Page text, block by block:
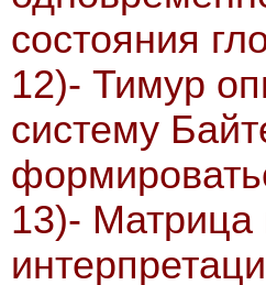
состояния
12)- Тимур
систему
13)- Матрица